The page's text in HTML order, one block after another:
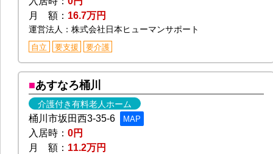
月 額： 16.7万円
運営法人：株式会社日本ヒューマンサポート
自立 要支援 要介護
あすなろ桶川
介護付き有料老人ホーム
桶川市坂田西3-35-6 MAP
入居時：0円
月 額： 11.2万円